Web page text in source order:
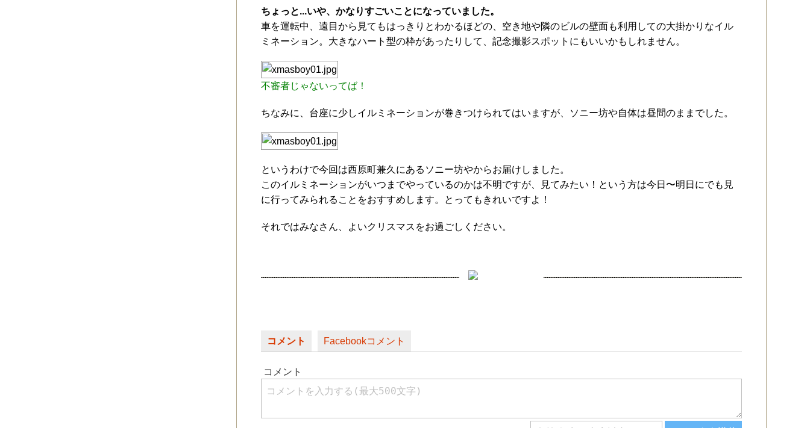
ちょっと...いや、かなりすごいことになっていました。
車を運転中、遠目から見てもはっきりとわかるほどの、空き地や隣のビルの壁面も利用しての大掛かりなイル
ミネーション。大きなハート型の枠があったりして、記念撮影スポットにもいいかもしれません。
不審者じゃないってば！
ちなみに、台座に少しイルミネーションが巻きつけられてはいますが、ソニー坊や自体は昼間のままでした。
というわけで今回は西原町兼久にあるソニー坊やからお届けしました。
このイルミネーションがいつまでやっているのかは不明ですが、見てみたい！という方は今日〜明日にでも見
に行ってみられることをおすすめします。とってもきれいですよ！
それではみなさん、よいクリスマスをお過ごしください。
コメント Facebookコメント